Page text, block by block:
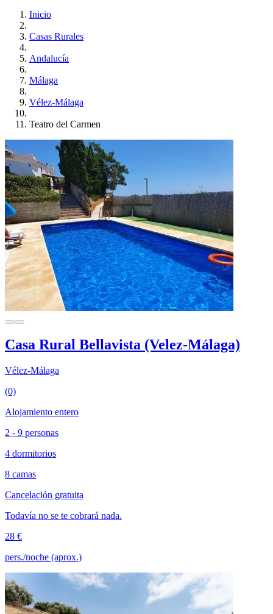
Inicio
Casas Rurales
Andalucía
Málaga
Vélez-Málaga
Teatro del Carmen
Casa Rural Bellavista (Velez-Málaga)
Vélez-Málaga
(0)
Alojamiento entero
2 - 9 personas
4 dormitorios
8 camas
Cancelación gratuita
Todavía no se te cobrará nada.
28 €
pers./noche (aprox.)